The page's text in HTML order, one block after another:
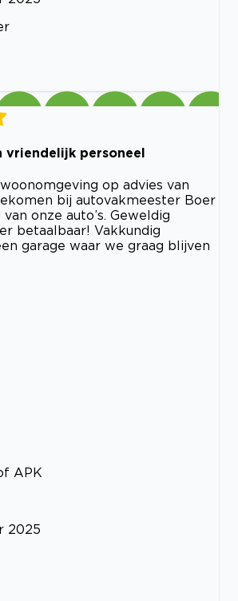
vriendelijk personeel
op advies van
bij autovakmeester Boer
onze auto’s. Geweldig
betaalbaar! Vakkundig
garage waar we graag blijven
APK
2025